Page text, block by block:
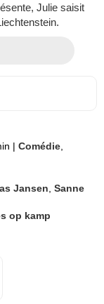
Julie saisit
| Comédie
Jansen ,Sanne
op kamp